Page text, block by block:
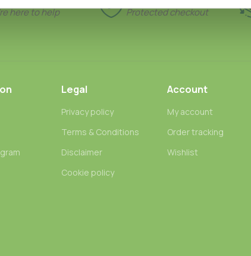
here to help Protected checkout
Legal
Privacy policy
Terms & Conditions
Disclaimer
Cookie policy
Account
My account
Order tracking
Wishlist